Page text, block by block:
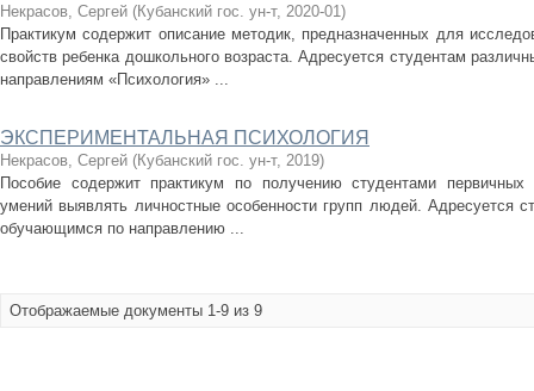
Некрасов, Сергей (Кубанский гос. ун-т, 2020-01)
Практикум содержит описание методик, предназначенных для
свойств ребенка дошкольного возраста. Адресуется студентам
направлениям «Психология» ...
ЭКСПЕРИМЕНТАЛЬНАЯ ПСИХОЛОГИЯ
Некрасов, Сергей (Кубанский гос. ун-т, 2019)
Пособие содержит практикум по получению студентами
умений выявлять личностные особенности групп людей. Адресуется
обучающимся по направлению ...
Отображаемые документы 1-9 из 9